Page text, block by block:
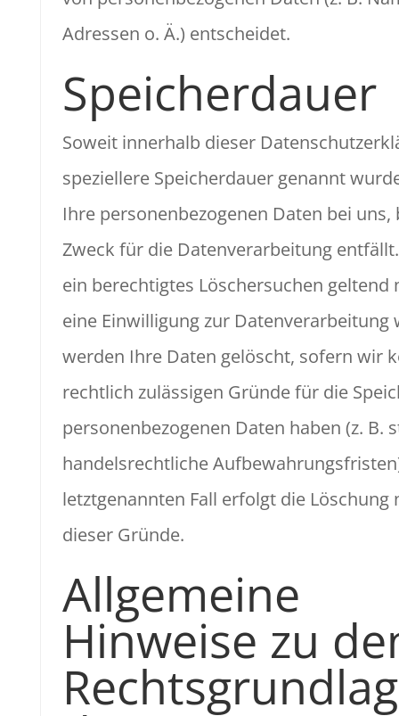
Adressen o. Ä.) entscheidet.
Speicherdauer
Soweit innerhalb dieser
speziellere Speicherdauer genannt
Ihre personenbezogenen Daten bei uns,
Zweck für die Datenverarbeitung
ein berechtigtes Löschersuchen geltend
eine Einwilligung zur Datenverarbeitung
werden Ihre Daten gelöscht, sofern wir
rechtlich zulässigen Gründe für die
personenbezogenen Daten haben (z. B.
handelsrechtliche
letztgenannten Fall erfolgt die Löschung
dieser Gründe.
Allgemeine
Hinweise zu